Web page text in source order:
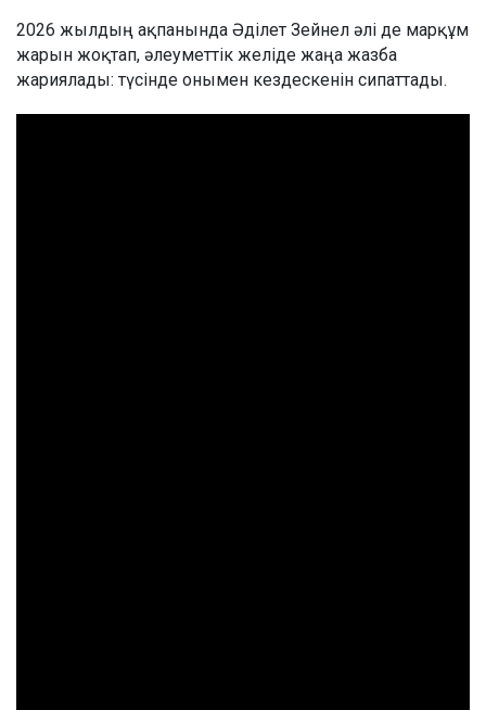
2026 жылдың ақпанында Әділет Зейнел әлі де марқұм
жарын жоқтап, әлеуметтік желіде жаңа жазба
жариялады: түсінде онымен кездескенін сипаттады.